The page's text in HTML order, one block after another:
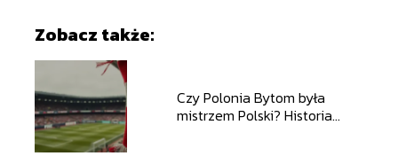
Zobacz także:
Czy Polonia Bytom była
mistrzem Polski? Historia